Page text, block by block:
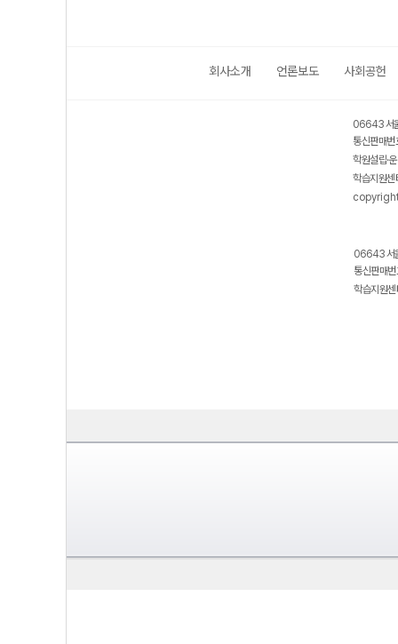
회사소개 언론보도 사회공헌
06643 서
통신판매
학원설립·
학습지원
06643 서
통신판매
학습지원